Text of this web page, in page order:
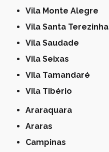
Vila Monte Alegre
Vila Santa Terezinha
Vila Saudade
Vila Seixas
Vila Tamandaré
Vila Tibério
Araraquara
Araras
Campinas